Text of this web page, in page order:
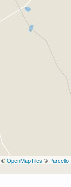
©OpenMapTiles © Parcello